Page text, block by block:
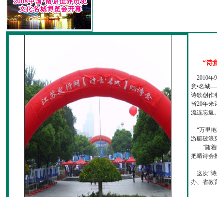
“诗
2010年
意•名城
诗歌创作
省20年来
流连忘返
“万里艳
游艇破浪
……”随着
把晒诗会
这次“诗
办、省教